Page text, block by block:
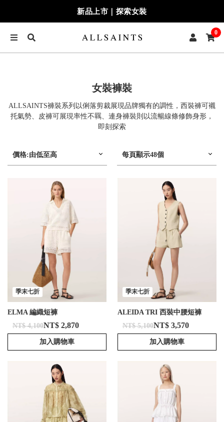
新品上市｜探索女裝
0
女裝褲裝
ALLSAINTS褲裝系列以俐落剪裁展現品牌獨有的調性，西裝褲可襯
托氣勢、皮褲可展現率性不羈、連身褲裝則以流暢線條修飾身形，
即刻探索
價格:由低至高 每頁顯示48個
季末七折
ELMA 編織短褲
NT$ 4,100NT$ 2,870
加入購物車
季末七折
ALEIDA TRI 西裝中腰短褲
NT$ 5,100NT$ 3,570
加入購物車